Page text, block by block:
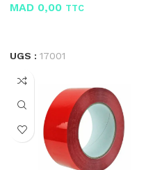
MAD 0,00 TTC
UGS : 17001